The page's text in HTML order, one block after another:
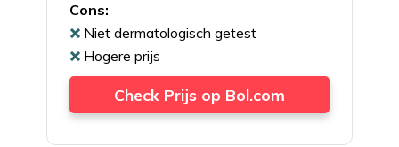
Cons:
Niet dermatologisch getest
Hogere prijs
Check Prijs op Bol.com